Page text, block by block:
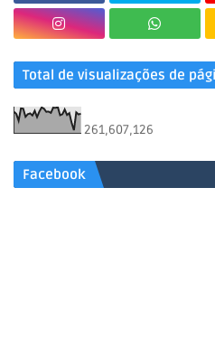
Total de visualizações de
261,607,126
Facebook